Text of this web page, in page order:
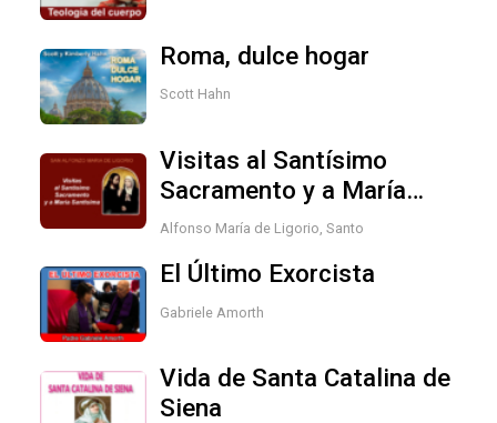
Roma, dulce hogar
Scott Hahn
Visitas al Santísimo
Sacramento y a María
Santísima
Alfonso María de Ligorio, Santo
El Último Exorcista
Gabriele Amorth
Vida de Santa Catalina de
Siena